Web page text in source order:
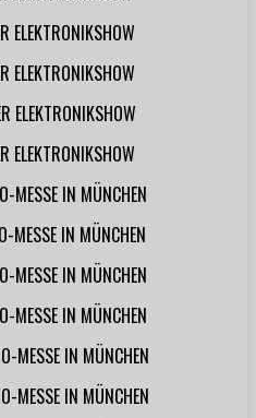
ELEKTRONIKSHOW
ELEKTRONIKSHOW
ELEKTRONIKSHOW
ELEKTRONIKSHOW
MESSE IN MÜNCHEN
MESSE IN MÜNCHEN
MESSE IN MÜNCHEN
MESSE IN MÜNCHEN
MESSE IN MÜNCHEN
MESSE IN MÜNCHEN